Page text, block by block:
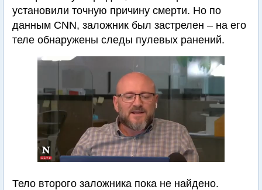
установили точную причину смерти. Но по
данным CNN, заложник был застрелен – на его
теле обнаружены следы пулевых ранений.
Тело второго заложника пока не найдено.